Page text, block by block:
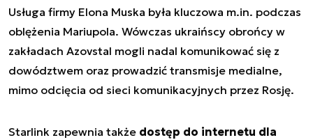
Usługa firmy Elona Muska była kluczowa m.in. podczas
oblężenia Mariupola. Wówczas ukraińscy obrońcy w
zakładach Azovstal mogli nadal komunikować się z
dowództwem oraz prowadzić transmisje medialne,
mimo odcięcia od sieci komunikacyjnych przez Rosję.
Starlink zapewnia także dostęp do internetu dla